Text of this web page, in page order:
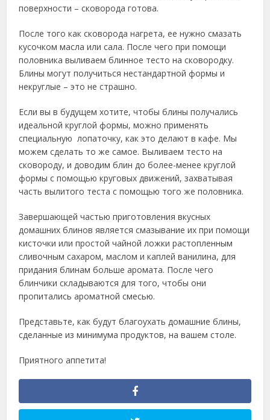
поверхности – сковорода готова.
После того как сковорода нагрета, ее нужно смазать
кусочком масла или сала. После чего при помощи
половника выливаем блинное тесто на сковородку.
Блины могут получиться нестандартной формы и
некруглые – это не страшно.
Если вы в будущем хотите, чтобы блины получались
идеальной круглой формы, можно применять
специальную лопаточку, как это делают в кафе. Мы
можем сделать то же самое. Выливаем тесто на
сковороду, и доводим блин до более-менее круглой
формы с помощью круговых движений, захватывая
часть вылитого теста с помощью того же половника.
Завершающей частью приготовления вкусных
домашних блинов является смазывание их при помощи
кисточки или простой чайной ложки растопленным
сливочным сахаром, маслом и каплей ванилина, для
придания блинам больше аромата. После чего
блинчики складываются для того, чтобы они
пропитались ароматной смесью.
Представьте, как будут благоухать домашние блины,
сделанные из минимума продуктов, на вашем столе.
Приятного аппетита!